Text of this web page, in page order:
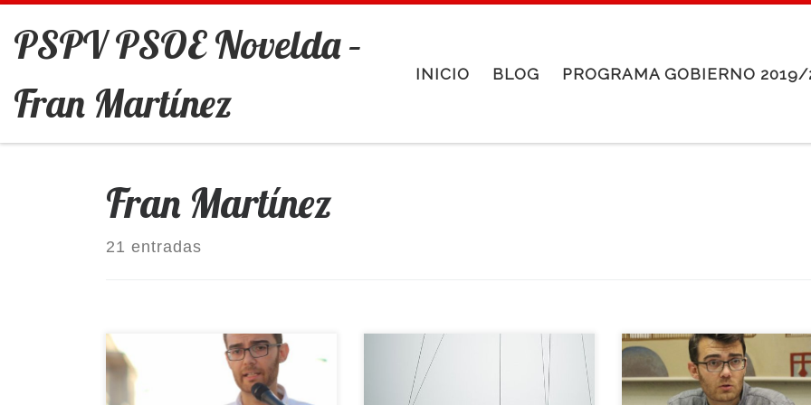
Saltar al contenido
PSPV PSOE Novelda –
Fran Martínez
INICIO BLOG PROGRAMA GOBIERNO 2019/
Fran Martínez
21 entradas
Me váis a permitir que el
artículo de este mes tenga
El título del artículo de este
mes describe, como si de la
El pasado mes de
noviembre tuvo lugar el